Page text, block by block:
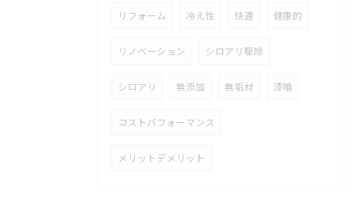
リフォーム 冷え性 快適 健康的
リノベーション シロアリ駆除
シロアリ 無添加 無垢材 漆喰
コストパフォーマンス
メリットデメリット